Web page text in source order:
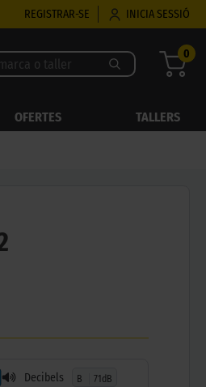
REGISTRAR-SE INICIA SESSIÓ
0
OFERTES TALLERS
Decibels B
71dB